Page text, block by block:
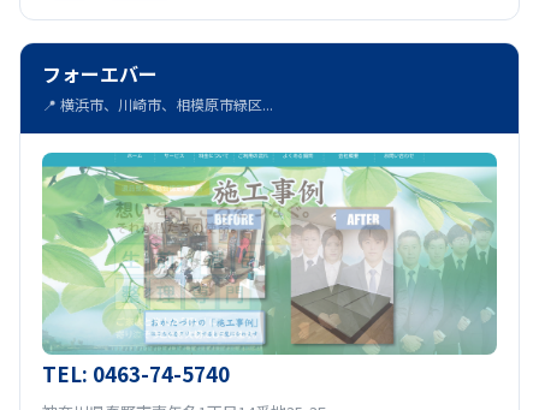
フォーエバー
📍 横浜市、川崎市、相模原市緑区...
TEL: 0463-74-5740